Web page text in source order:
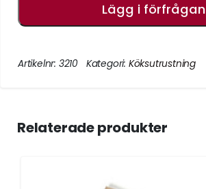
Lägg i förfrågan
Artikelnr: 3210 Kategori: Köksutrustning
Relaterade produkter